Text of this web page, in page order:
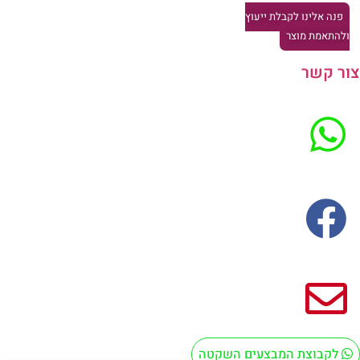
פנה אלינו לקבלת ייעוץ
מוצר
קשר
לקבוצת המבצעים השקטה